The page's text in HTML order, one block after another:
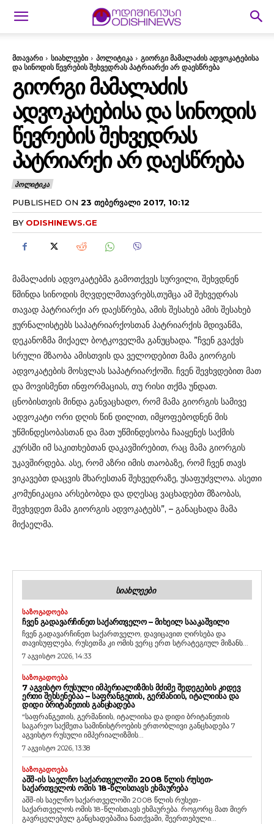
მთავარი სიახლეები პოლიტიკა
გიორგი მამალაძის ადვოკატებისა
და სინოდის წევრების შეხვედრას პატრიარქი არ დაესწრება
ᲒᲘᲝᲠᲒᲘ ᲛᲐᲛᲐᲚᲐᲫᲘᲡ
ᲐᲓᲕᲝᲙᲐᲢᲔᲑᲘᲡᲐ ᲓᲐ ᲡᲘᲜᲝᲓᲘᲡ
ᲬᲔᲕᲠᲔᲑᲘᲡ ᲨᲔᲮᲕᲔᲓᲠᲐᲡ
ᲞᲐᲢᲠᲘᲐᲠᲥᲘ ᲐᲠ ᲓᲐᲔᲡᲬᲠᲔᲑᲐ
ᲞᲝᲚᲘᲢᲘᲙᲐ
PUBLISHED ON 23 ᲗᲔᲑᲔᲠᲕᲐᲚᲘ 2017, 10:12
BY ODISHINEWS.GE
მამალაძის ადვოკატებმა გამოთქვეს სურვილი, შეხვდნენ
წმინდა სინოდის მღვდელმთავრებს,თუმცა ამ შეხვედრას
თავად პატრიარქი არ დაესწრება, ამის შესახებ ამის შესახებ
ჟურნალისტებს საპატრიარქოსთან პატრიარქის მდივანმა,
დეკანოზმა მიქაელ ბოტკოველმა განუცხადა. ”ჩვენ გვაქვს
სრული მზაობა ამისთვის და ველოდებით მამა გიორგის
ადვოკატების მოსვლას საპატრიარქოში. ჩვენ შევხვდებით მათ
და მოვისმენთ ინფორმაციას, თუ რისი თქმა უნდათ.
ცნობისთვის მინდა განვაცხადო, რომ მამა გიორგის სამივე
ადვოკატი ორი დღის წინ დილით, იმყოფებოდნენ მის
უწმინდესობასთან და მათ უწმინდესობა ჩააყენეს საქმის
კურსში იმ საკითხებთან დაკავშირებით, რაც მამა გიორგის
უკავშირდება. ასე, რომ აზრი იმის თაობაზე, რომ ჩვენ თავს
ვიკავებთ დაცვის მხარესთან შეხვედრაზე, უსაფუძვლოა. ასეთი
კომუნიკაცია არსებობდა და დღესაც ვაცხადებთ მზაობას,
შევხვდეთ მამა გიორგის ადვოკატებს”, – განაცხადა მამა
მიქაელმა.
ᲡᲘᲐᲮᲚᲔᲔᲑᲘ
ᲡᲐᲖᲝᲒᲐᲓᲝᲔᲑᲐ
ᲩᲕᲔᲜ ᲒᲐᲓᲐᲕᲐᲠᲩᲘᲜᲔᲗ ᲡᲐᲥᲐᲠᲗᲕᲔᲚᲝ – ᲛᲘᲮᲔᲘᲚ ᲡᲐᲐᲙᲐᲨᲕᲘᲚᲘ
ჩვენ გადავარჩინეთ საქართველო, დავიცავით ღირსება და
თავისუფლება, რუსეთმა კი ომის ვერც ერთ სტრატეგიულ მიზანს...
7 აგვისტო 2026, 14:33
ᲡᲐᲖᲝᲒᲐᲓᲝᲔᲑᲐ
7 ᲐᲒᲕᲘᲡᲢᲝ ᲠᲣᲡᲣᲚᲘ ᲘᲛᲞᲔᲠᲘᲐᲚᲘᲖᲛᲘᲡ ᲛᲫᲘᲛᲔ ᲨᲔᲓᲔᲒᲔᲑᲘᲡ ᲙᲘᲓᲔᲕ
ᲔᲠᲗᲘ ᲨᲔᲮᲡᲔᲜᲔᲑᲐᲐ – ᲡᲐᲤᲠᲐᲜᲒᲔᲗᲘᲡ, ᲒᲔᲠᲛᲐᲜᲘᲘᲡ, ᲘᲢᲐᲚᲘᲘᲡᲐ ᲓᲐ
ᲓᲘᲓᲘ ᲑᲠᲘᲢᲐᲜᲔᲗᲘᲡ ᲒᲐᲜᲪᲮᲐᲓᲔᲑᲐ
“საფრანგეთის, გერმანიის, იტალიისა და დიდი ბრიტანეთის
საგარეო საქმეთა სამინისტროების ერთობლივი განცხადება 7
აგვისტო რუსული იმპერიალიზმის...
7 აგვისტო 2026, 13:38
ᲡᲐᲖᲝᲒᲐᲓᲝᲔᲑᲐ
ᲐᲨᲨ-ᲘᲡ ᲡᲐᲔᲚᲩᲝ ᲡᲐᲥᲐᲠᲗᲕᲔᲚᲝᲨᲘ 2008 ᲬᲚᲘᲡ ᲠᲣᲡᲔᲗ-
ᲡᲐᲥᲐᲠᲗᲕᲔᲚᲝᲡ ᲝᲛᲘᲡ 18-ᲬᲚᲘᲡᲗᲐᲕᲡ ᲔᲮᲛᲐᲣᲠᲔᲑᲐ
აშშ-ის საელჩო საქართველოში 2008 წლის რუსეთ-
საქართველოს ომის 18-წლისთავს ეხმაურება. როგორც მათ მიერ
გავრცელებულ განცხადებაშია ნათქვამი, შეერთებული...